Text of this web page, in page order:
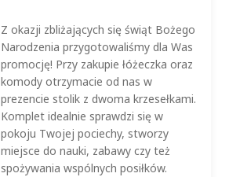
Z okazji zbliżających się świąt Bożego
Narodzenia przygotowaliśmy dla Was
promocję! Przy zakupie łóżeczka oraz
komody otrzymacie od nas w
prezencie stolik z dwoma krzesełkami.
Komplet idealnie sprawdzi się w
pokoju Twojej pociechy, stworzy
miejsce do nauki, zabawy czy też
spożywania wspólnych posiłków.